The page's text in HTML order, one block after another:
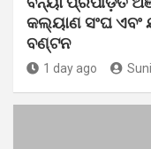
କଲ୍ୟାଣ ସଂଘ
ବଣ୍ଟନ
1 day ago